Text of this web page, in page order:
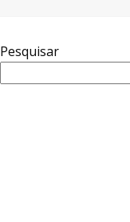
Pesquisar